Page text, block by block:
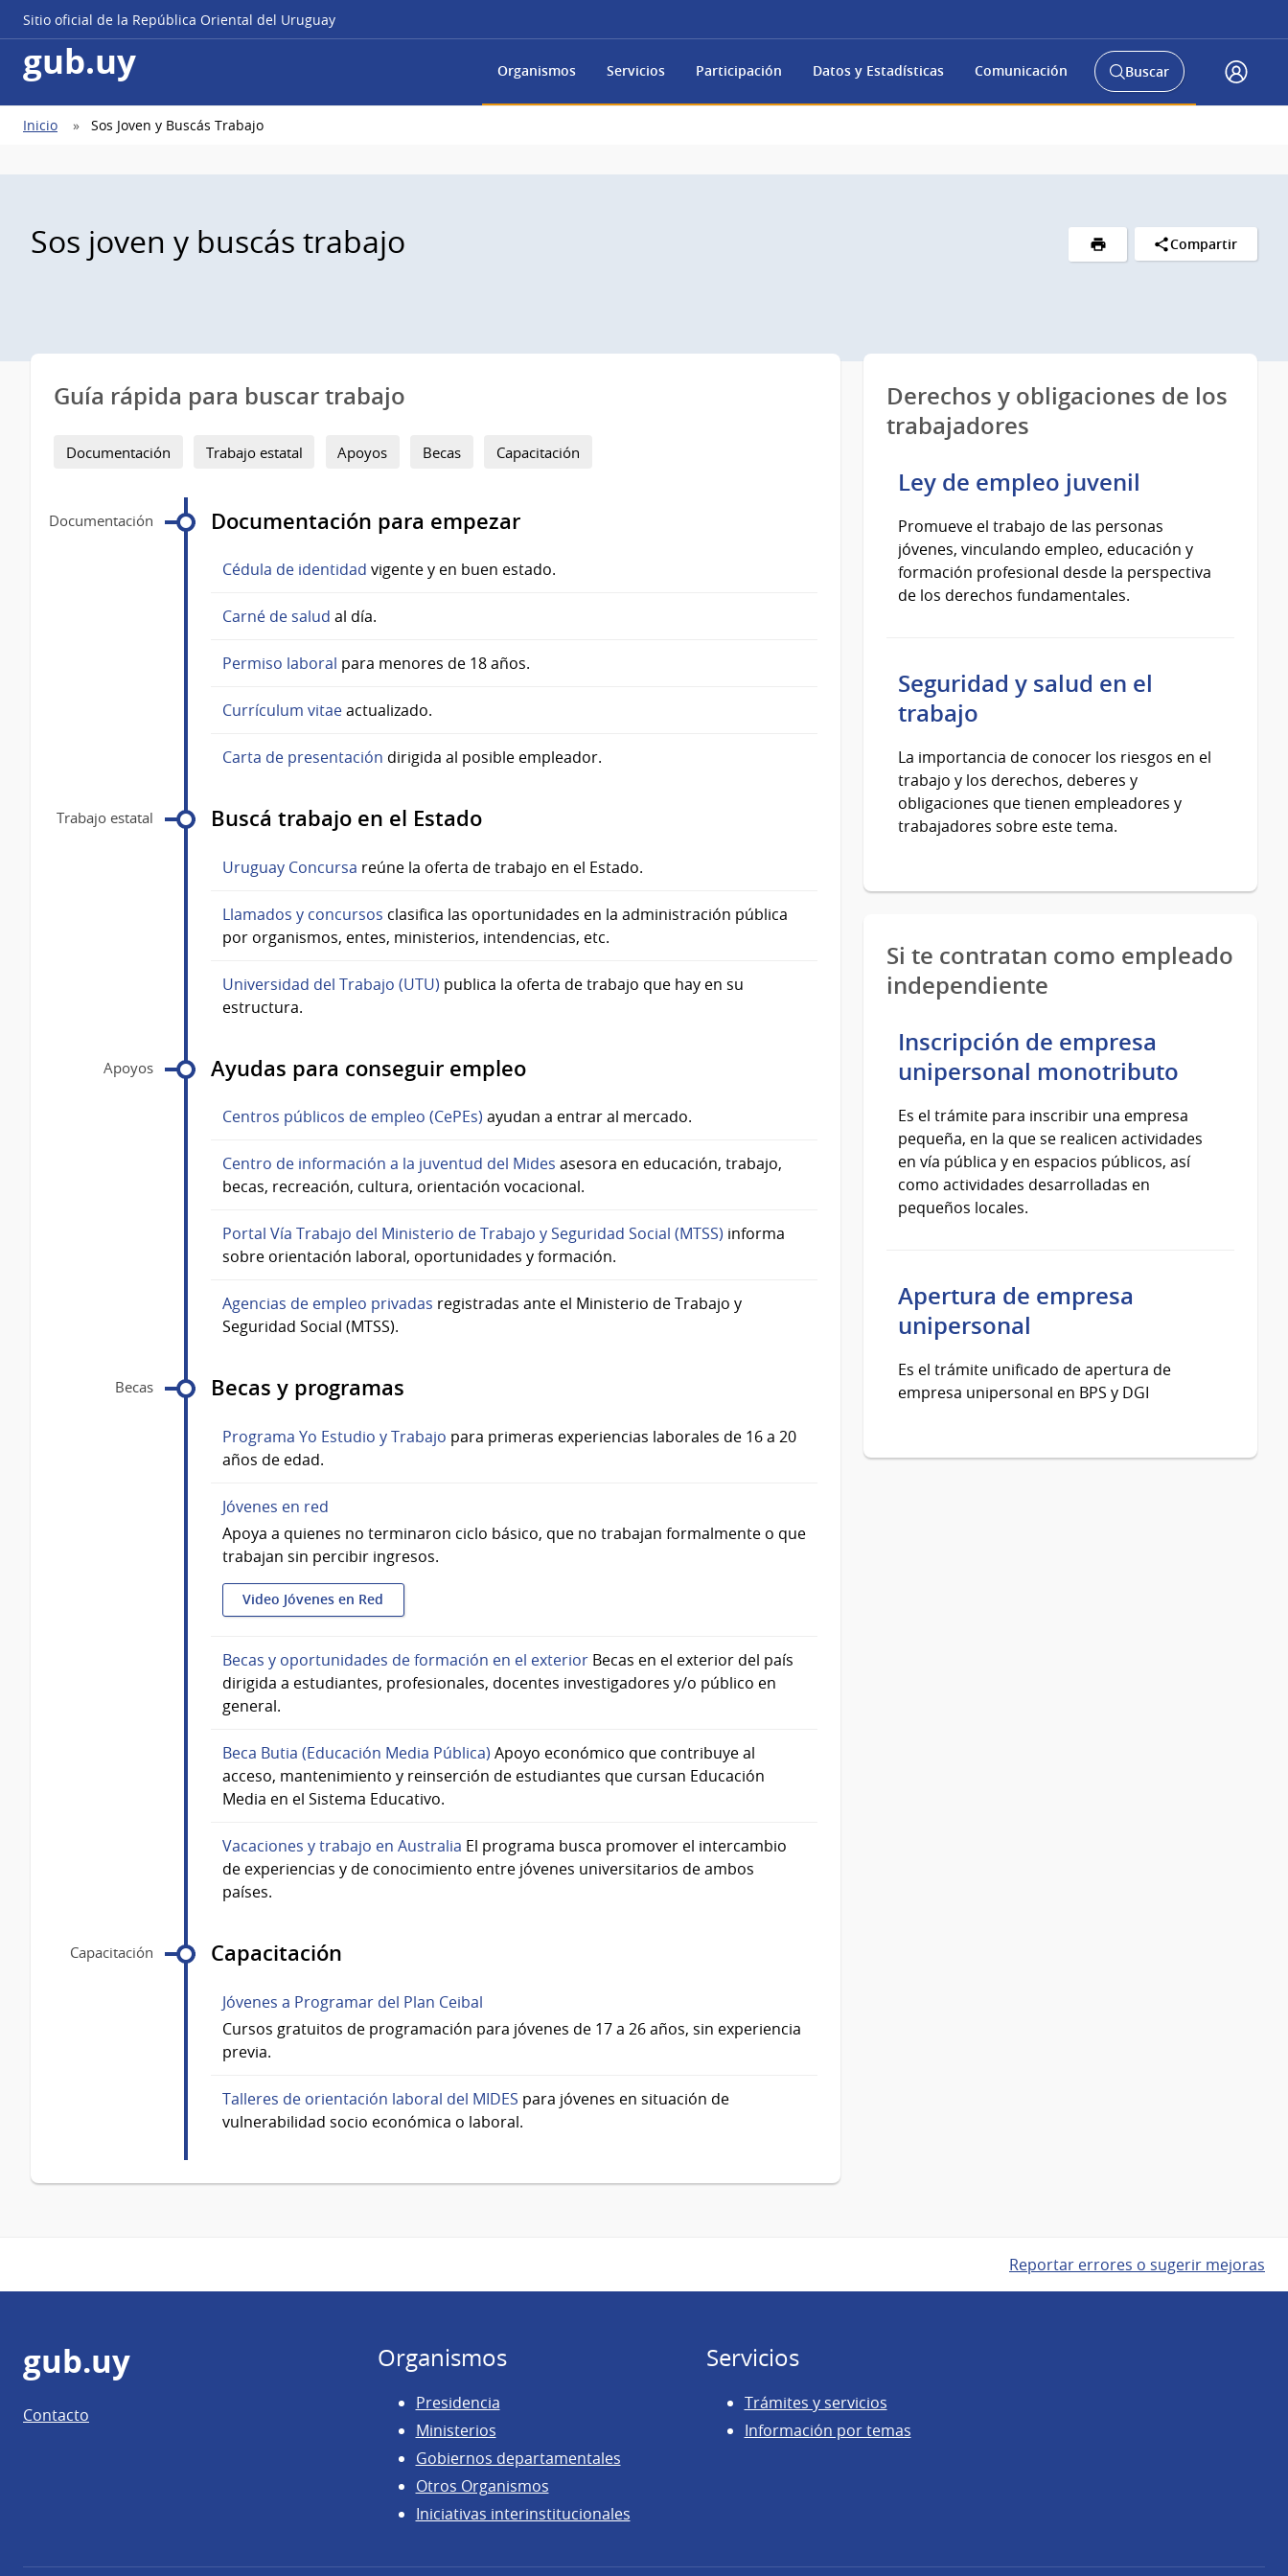
Sitio oficial de la República Oriental del Uruguay
gub.uy Organismos Servicios Participación Datos y Estadísticas Comunicación
Abrir
buscador
Buscar
a
Ruta
Inicio Sos Joven y Buscás Trabajo
Sos joven y buscás trabajo Compartir
Guía rápida para buscar trabajo
Documentación Trabajo estatal Apoyos Becas Capacitación
Documentación Documentación para empezar
Cédula de identidad vigente y en buen estado.
Carné de salud al día.
Permiso laboral para menores de 18 años.
Currículum vitaeactualizado.
Carta de presentación dirigida al posible empleador.
Trabajo estatal Buscá trabajo en el Estado
Uruguay Concursa reúne la oferta de trabajo en el Estado.
Llamados y concursos clasifica las oportunidades en la administración pública
por organismos, entes, ministerios, intendencias, etc.
Universidad del Trabajo (UTU) publica la oferta de trabajo que hay en su
estructura.
Apoyos Ayudas para conseguir empleo
Centros públicos de empleo (CePEs) ayudan a entrar al mercado.
Centro de información a la juventud del Mides asesora en educación, trabajo,
becas, recreación, cultura, orientación vocacional.
Portal Vía Trabajo del Ministerio de Trabajo y Seguridad Social (MTSS) informa
sobre orientación laboral, oportunidades y formación.
Agencias de empleo privadas registradas ante el Ministerio de Trabajo y
Seguridad Social (MTSS).
Becas Becas y programas
Programa Yo Estudio y Trabajo para primeras experiencias laborales de 16 a 20
años de edad.
Jóvenes en red
Apoya a quienes no terminaron ciclo básico, que no trabajan formalmente o que
trabajan sin percibir ingresos.
Video Jóvenes en Red
Becas y oportunidades de formación en el exterior Becas en el exterior del país
dirigida a estudiantes, profesionales, docentes investigadores y/o público en
general.
Beca Butia (Educación Media Pública) Apoyo económico que contribuye al
acceso, mantenimiento y reinserción de estudiantes que cursan Educación
Media en el Sistema Educativo.
Vacaciones y trabajo en Australia El programa busca promover el intercambio
de experiencias y de conocimiento entre jóvenes universitarios de ambos
países.
Capacitación Capacitación
Jóvenes a Programar del Plan Ceibal
Cursos gratuitos de programación para jóvenes de 17 a 26 años, sin experiencia
previa.
Talleres de orientación laboral del MIDES para jóvenes en situación de
vulnerabilidad socio económica o laboral.
Derechos y obligaciones de los
trabajadores
Ley de empleo juvenil
Promueve el trabajo de las personas
jóvenes, vinculando empleo, educación y
formación profesional desde la perspectiva
de los derechos fundamentales.
Seguridad y salud en el
trabajo
La importancia de conocer los riesgos en el
trabajo y los derechos, deberes y
obligaciones que tienen empleadores y
trabajadores sobre este tema.
Si te contratan como empleado
independiente
Inscripción de empresa
unipersonal monotributo
Es el trámite para inscribir una empresa
pequeña, en la que se realicen actividades
en vía pública y en espacios públicos, así
como actividades desarrolladas en
pequeños locales.
Apertura de empresa
unipersonal
Es el trámite unificado de apertura de
empresa unipersonal en BPS y DGI
Reportar errores o sugerir mejoras
Pie
de
página
gub.uy
Contacto
Organismos
Presidencia
Ministerios
Gobiernos departamentales
Otros Organismos
Iniciativas interinstitucionales
Servicios
Trámites y servicios
Información por temas